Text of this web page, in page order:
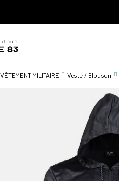
VÊTEMENT MILITAIRE Veste / Blouson